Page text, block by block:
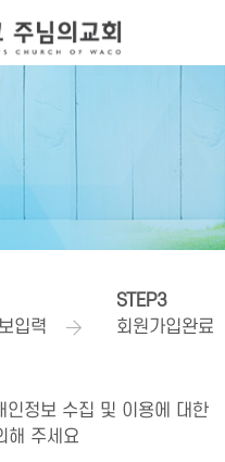
입력
STEP3
회원가입완료
정보 수집 및 이용에 대한
해 주세요